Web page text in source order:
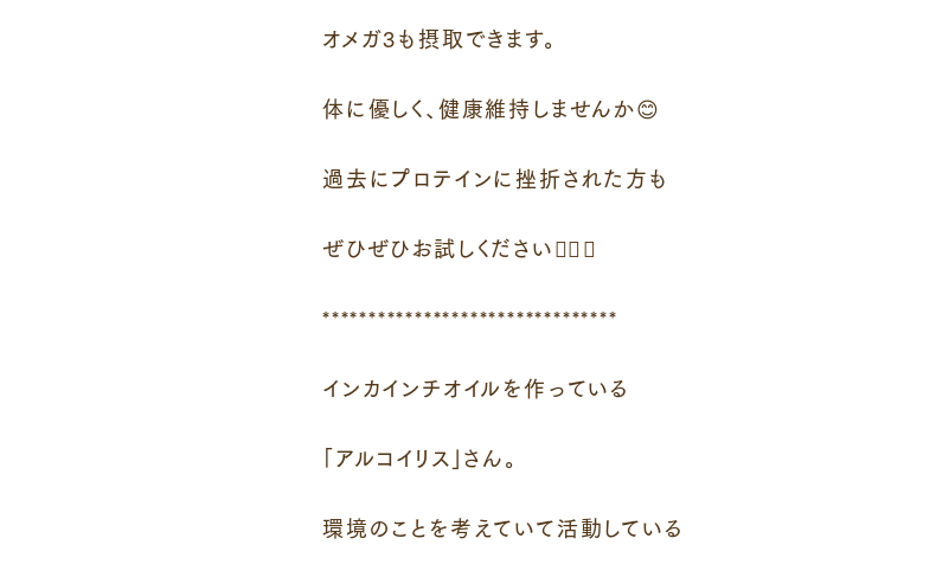
オメガ3も摂取できます。
体に優しく、健康維持しませんか😊
過去にプロテインに挫折された方も
ぜひぜひお試しください🙆‍♀️✨
********************************
インカインチオイルを作っている
「アルコイリス」さん。
環境のことを考えていて活動している